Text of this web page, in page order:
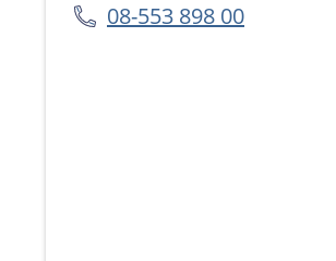
08-553 898 00